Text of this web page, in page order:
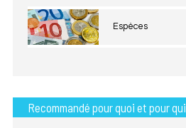
Espèces
Recommandé pour quoi et pour qui